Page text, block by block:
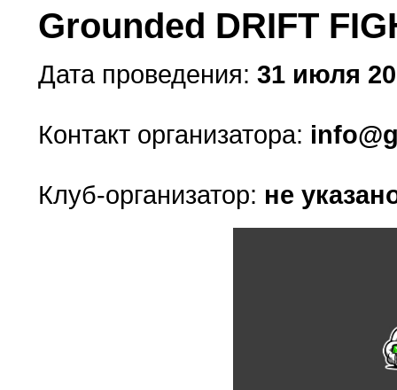
Grounded DRIFT
Дата проведения: 31 июля
Контакт организатора:
Клуб-организатор: не